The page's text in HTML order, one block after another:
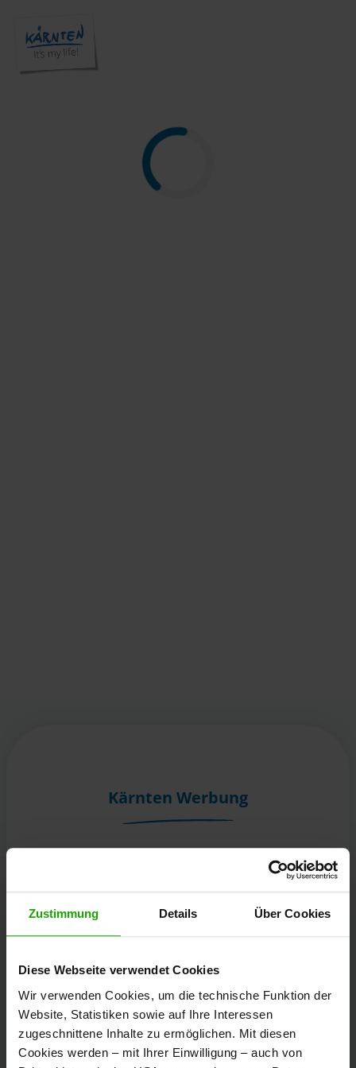
Zustimmung Details Über Cookies
Diese Webseite verwendet Cookies
Wir verwenden Cookies, um die technische Funktion der
Website, Statistiken sowie auf Ihre Interessen
zugeschnittene Inhalte zu ermöglichen. Mit diesen
Cookies werden – mit Ihrer Einwilligung – auch von
Kärnten Werbung
Österreich
+43/463/3000
info@kaernten.at
Bleibe informiert!